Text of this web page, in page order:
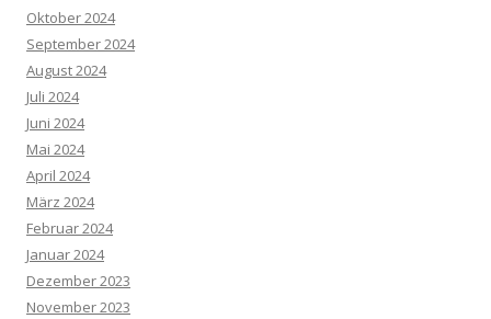
Oktober 2024
September 2024
August 2024
Juli 2024
Juni 2024
Mai 2024
April 2024
März 2024
Februar 2024
Januar 2024
Dezember 2023
November 2023